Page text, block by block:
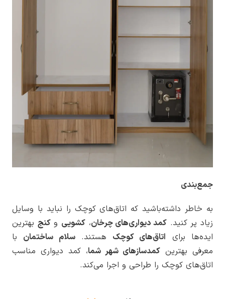
جمع‌بندی
به خاطر داشته‌باشید که اتاق‌های کوچک را نباید با وسایل
زیاد پر کنید. کمد دیواری‌های چرخان، کشویی وکنج بهترین
ایده‌ها برای اتاق‌های کوچک هستند.سلام ساختمان با
معرفی بهترین کمدسازهای شهر شما، کمد دیواری مناسب
اتاق‌های کوچک را طراحی و اجرا می‌کند.